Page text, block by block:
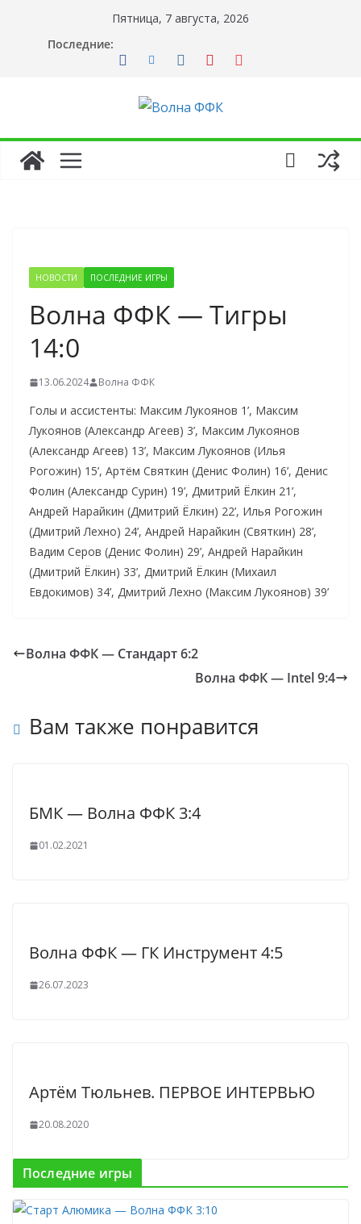
содержимому
Пятница, 7 августа, 2026
Последние:
НОВОСТИ ПОСЛЕДНИЕ ИГРЫ
Волна ФФК — Тигры
14:0
13.06.2024 Волна ФФК
Голы и ассистенты: Максим Лукоянов 1’, Максим
Лукоянов (Александр Агеев) 3’, Максим Лукоянов
(Александр Агеев) 13’, Максим Лукоянов (Илья
Рогожин) 15’, Артём Святкин (Денис Фолин) 16’, Денис
Фолин (Александр Сурин) 19’, Дмитрий Ёлкин 21’,
Андрей Нарайкин (Дмитрий Ёлкин) 22’, Илья Рогожин
(Дмитрий Лехно) 24’, Андрей Нарайкин (Святкин) 28’,
Вадим Серов (Денис Фолин) 29’, Андрей Нарайкин
(Дмитрий Ёлкин) 33’, Дмитрий Ёлкин (Михаил
Евдокимов) 34’, Дмитрий Лехно (Максим Лукоянов) 39’
Волна ФФК — Стандарт 6:2
Волна ФФК — Intel 9:4
Вам также понравится
БМК — Волна ФФК 3:4
01.02.2021
Волна ФФК — ГК Инструмент 4:5
26.07.2023
Артём Тюльнев. ПЕРВОЕ ИНТЕРВЬЮ
20.08.2020
Последние игры